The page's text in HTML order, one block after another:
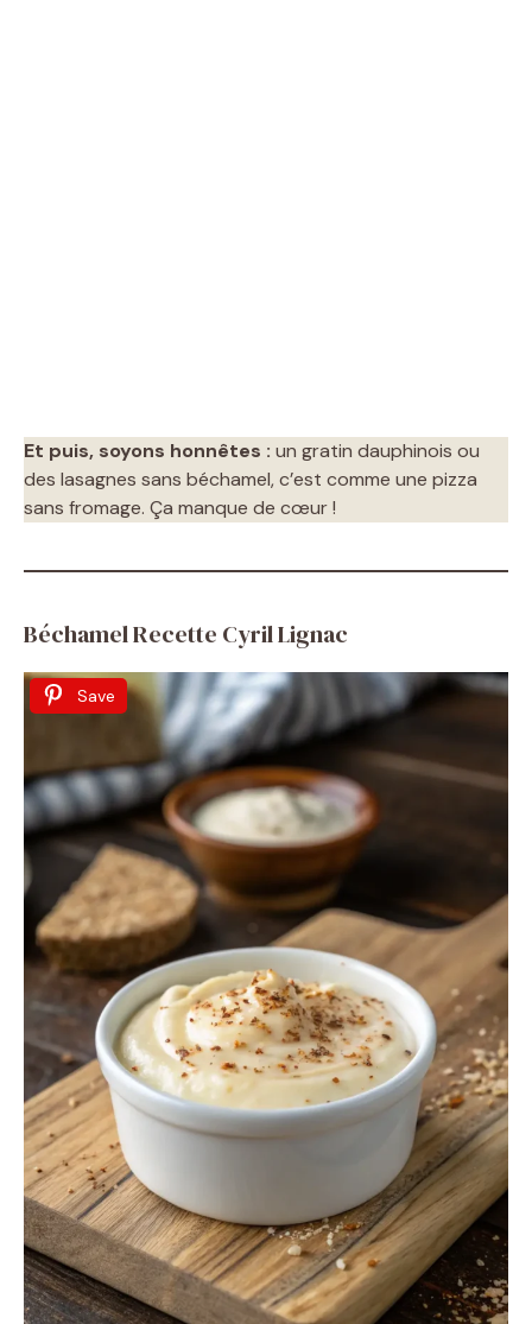
Et puis, soyons honnêtes : un gratin dauphinois ou
des lasagnes sans béchamel, c’est comme une pizza
sans fromage. Ça manque de cœur !
Béchamel Recette Cyril Lignac
Save